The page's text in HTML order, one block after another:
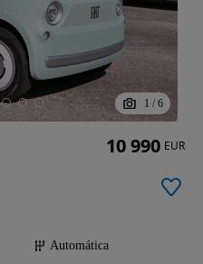
1 / 6
Automática
10 990 EUR